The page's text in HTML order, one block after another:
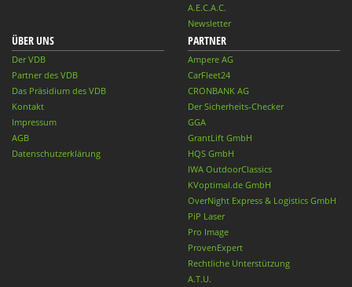
A.E.C.A.C.
Newsletter
ÜBER UNS
Der VDB
Partner des VDB
Das Präsidium des VDB
Kontakt
Impressum
AGB
Datenschutzerklärung
PARTNER
Ampere AG
CarFleet24
CRONBANK AG
Der Sicherheits-Checker
GGA
GrantLift GmbH
HQS GmbH
IWA OutdoorClassics
KVoptimal.de GmbH
OverNight Express & Logistics GmbH
PiP Laser
Pro Image
ProvenExpert
Rechtliche Unterstützung
A.T.U.